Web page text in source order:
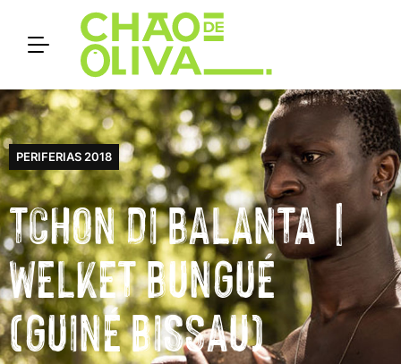
PERIFERIAS 2018
TCHON DI BALANTA |
WELKET BUNGUÉ
(GUINÉ BISSAU)